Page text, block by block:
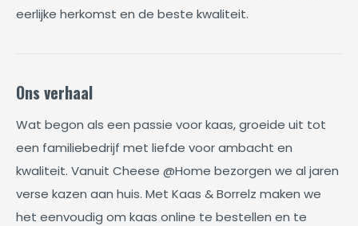
eerlijke herkomst en de beste kwaliteit.
Ons verhaal
Wat begon als een passie voor kaas, groeide uit tot
een familiebedrijf met liefde voor ambacht en
kwaliteit. Vanuit Cheese @Home bezorgen we al jaren
verse kazen aan huis. Met Kaas & Borrelz maken we
het eenvoudig om kaas online te bestellen en te